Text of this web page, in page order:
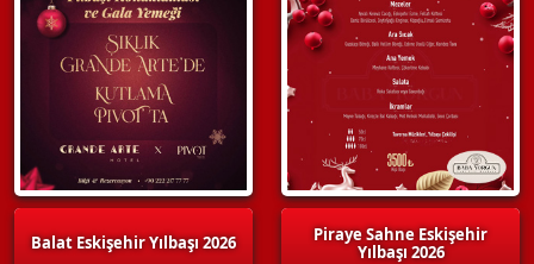
Balat Eskişehir Yılbaşı 2026
Piraye Sahne Eskişehir
Yılbaşı 2026